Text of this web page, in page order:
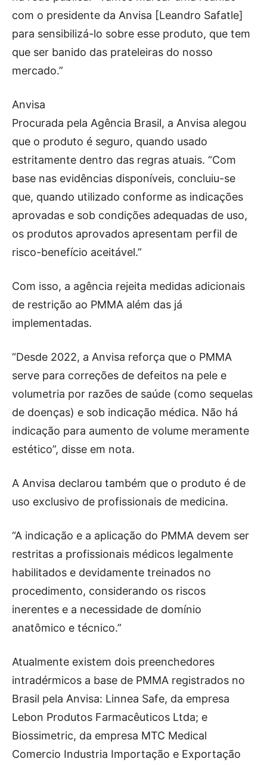
com o presidente da Anvisa [Leandro Safatle]
para sensibilizá-lo sobre esse produto, que tem
que ser banido das prateleiras do nosso
mercado.”
Anvisa
Procurada pela Agência Brasil, a Anvisa alegou
que o produto é seguro, quando usado
estritamente dentro das regras atuais. “Com
base nas evidências disponíveis, concluiu-se
que, quando utilizado conforme as indicações
aprovadas e sob condições adequadas de uso,
os produtos aprovados apresentam perfil de
risco-benefício aceitável.”
Com isso, a agência rejeita medidas adicionais
de restrição ao PMMA além das já
implementadas.
“Desde 2022, a Anvisa reforça que o PMMA
serve para correções de defeitos na pele e
volumetria por razões de saúde (como sequelas
de doenças) e sob indicação médica. Não há
indicação para aumento de volume meramente
estético”, disse em nota.
A Anvisa declarou também que o produto é de
uso exclusivo de profissionais de medicina.
“A indicação e a aplicação do PMMA devem ser
restritas a profissionais médicos legalmente
habilitados e devidamente treinados no
procedimento, considerando os riscos
inerentes e a necessidade de domínio
anatômico e técnico.”
Atualmente existem dois preenchedores
intradérmicos a base de PMMA registrados no
Brasil pela Anvisa: Linnea Safe, da empresa
Lebon Produtos Farmacêuticos Ltda; e
Biossimetric, da empresa MTC Medical
Comercio Industria Importação e Exportação